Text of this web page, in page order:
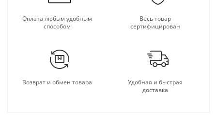
Оплата любым удобным
способом
Весь товар
сертифицирован
Возврат и обмен товара
Удобная и быстрая
доставка